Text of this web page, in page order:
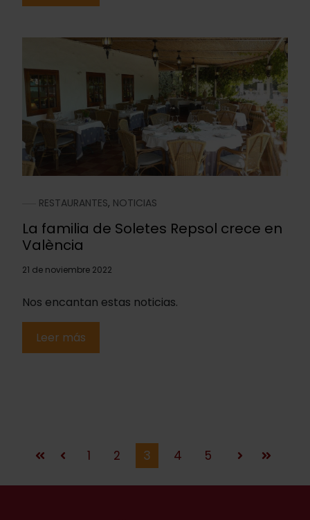
RESTAURANTES, NOTICIAS
La familia de Soletes Repsol crece en
València
21 de noviembre 2022
Nos encantan estas noticias.
Leer más
1 2 3 4 5